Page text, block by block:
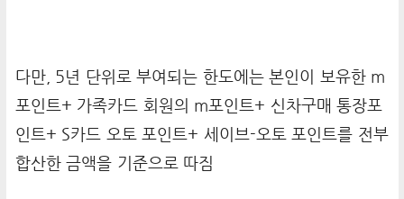
다만, 5년 단위로 부여되는 한도에는 본인이 보유한 m
포인트+ 가족카드 회원의 m포인트+ 신차구매 통장포
인트+ S카드 오토 포인트+ 세이브-오토 포인트를 전부
합산한 금액을 기준으로 따짐